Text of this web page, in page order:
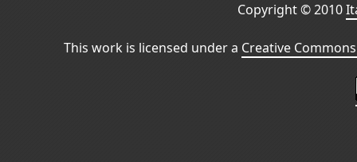
Copyright © 2010
This work is licensed under a Creative